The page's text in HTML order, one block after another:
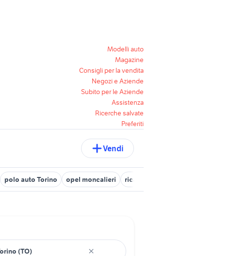
Modelli auto
Magazine
Consigli per la vendita
Negozi e Aziende
Subito per le Aziende
Assistenza
Ricerche salvate
Preferiti
Vendi
polo auto Torino opel moncalieri ricambi peugeot accessori auto